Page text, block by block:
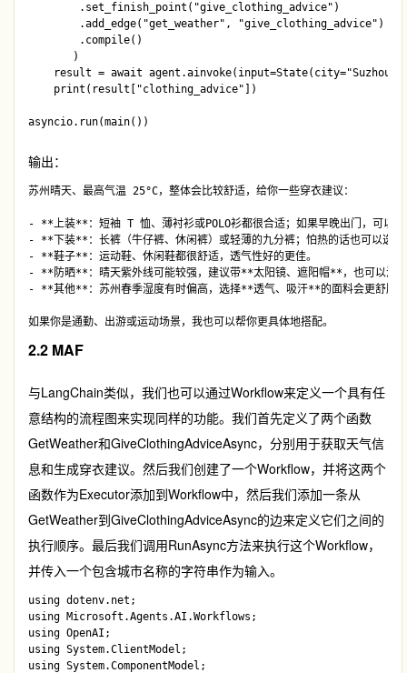
        .set_finish_point("give_clothing_advice")
        .add_edge("get_weather", "give_clothing_advice")
        .compile()
       )
result = await
    print(result["clothing_advice"])
输出：
苏州晴天、最高气温 25°C，整体会比较舒适，给你一些穿衣建议：
- **上装**：短袖 T 恤、薄衬衫或POLO衫都很合适；如果早晚出门，可以
- **下装**：长裤（牛仔裤、休闲裤）或轻薄的九分裤；怕热的话也可以选择
- **鞋子**：运动鞋、休闲鞋都很舒适，透气性好的更佳。
- **防晒**：晴天紫外线可能较强，建议带**太阳镜、遮阳帽**，也可以涂
- **其他**：苏州春季湿度有时偏高，选择**透气、吸汗**的面料会更舒服。
2.2 MAF
与LangChain类似，我们也可以通过Workflow来定义一个具有任
意结构的流程图来实现同样的功能。我们首先定义了两个函数
GetWeather和GiveClothingAdviceAsync，分别用于获取天气信
息和生成穿衣建议。然后我们创建了一个Workflow，并将这两个
函数作为Executor添加到Workflow中，然后我们添加一条从
GetWeather到GiveClothingAdviceAsync的边来定义它们之间的
执行顺序。最后我们调用RunAsync方法来执行这个Workflow，
并传入一个包含城市名称的字符串作为输入。
using dotenv.net;
using Microsoft.Agents.AI.Workflows;
using OpenAI;
using System.ClientModel;
using System.ComponentModel;